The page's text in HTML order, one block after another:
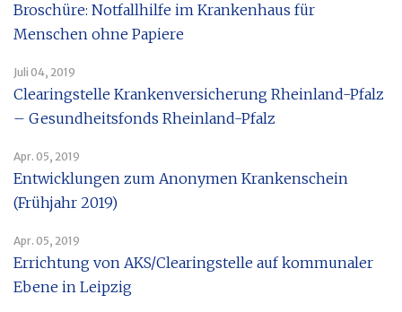
Broschüre: Notfallhilfe im Krankenhaus für
Menschen ohne Papiere
Juli 04, 2019
Clearingstelle Krankenversicherung Rheinland-Pfalz
– Gesundheitsfonds Rheinland-Pfalz
Apr. 05, 2019
Entwicklungen zum Anonymen Krankenschein
(Frühjahr 2019)
Apr. 05, 2019
Errichtung von AKS/Clearingstelle auf kommunaler
Ebene in Leipzig